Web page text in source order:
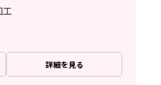
工
詳細を見る